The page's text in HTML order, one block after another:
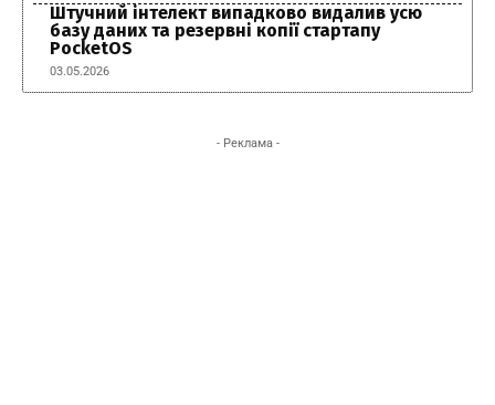
Штучний інтелект випадково видалив усю
базу даних та резервні копії стартапу
PocketOS
03.05.2026
- Реклама -